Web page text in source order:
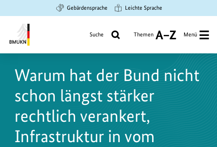
Hauptinhalt
springen
Suche
springen
Hauptnavigation
springen
Gebärdensprache Leichte Sprache
Umwelt,
Naturschutz
nukleare
Sicherheit
Suche Themen
A
Z
Menü
Warum hat der Bund nicht
schon längst stärker
rechtlich verankert,
Infrastruktur in vom